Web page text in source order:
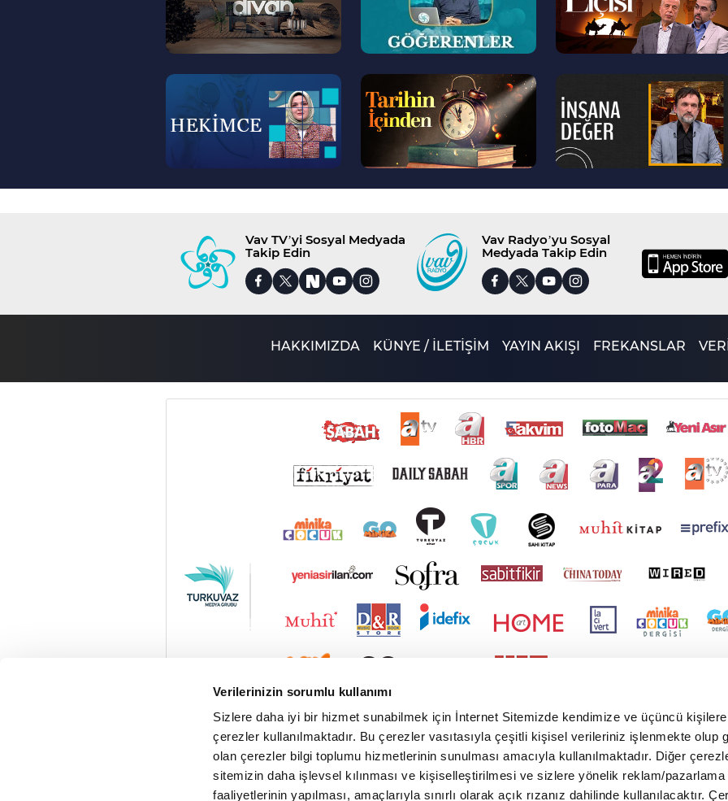
Verilerinizin sorumlu kullanımı
Sizlere daha iyi bir hizmet sunabilmek için İnternet Sitemizde kendimize ve üçüncü
çerezler kullanılmaktadır. Bu çerezler vasıtasıyla çeşitli kişisel verileriniz işlenmekte olup
olan çerezler bilgi toplumu hizmetlerinin sunulması amacıyla kullanılmaktadır. Diğer
sitemizin daha işlevsel kılınması ve kişiselleştirilmesi ve sizlere yönelik reklam/pazarlama
faaliyetlerinin yapılması, amaçlarıyla sınırlı olarak açık rızanız dahilinde kullanılacaktır.
--
>
--
>
--
>
Vav TV’yi Sosyal Medyada
Takip Edin
Vav Radyo’yu Sosyal
Medyada Takip Edin
HAKKIMIZDA KÜNYE / İLETİŞİM YAYIN AKIŞI FREKANSLAR